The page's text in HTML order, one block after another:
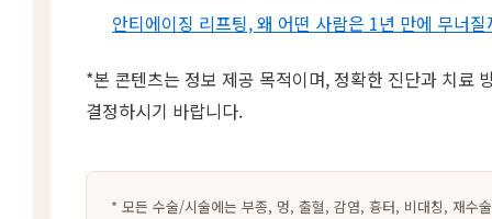
안티에이징 리프팅, 왜 어떤 사람은 1년 만에 무너질
*본 콘텐츠는 정보 제공 목적이며, 정확한 진단과 치료
결정하시기 바랍니다.
* 모든 수술/시술에는 부종, 멍, 출혈, 감염, 흉터, 비대칭, 재수